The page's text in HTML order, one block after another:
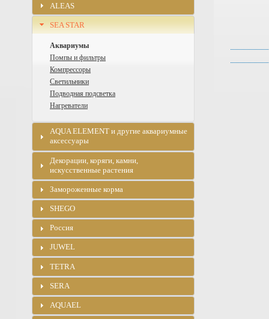
ALEAS
SEA STAR
Аквариумы
Помпы и фильтры
Компрессоры
Светильники
Подводная подсветка
Нагреватели
AQUA ELEMENT и другие аквариумные
аксессуары
Декорации, коряги, камни,
искусственные растения
Замороженные корма
SHEGO
Россия
JUWEL
TETRA
SERA
AQUAEL